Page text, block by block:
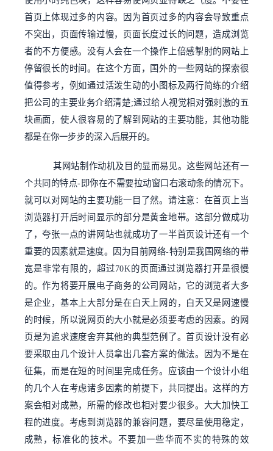
首页上体现过多的内容。因为首页过多的内容会导致重点
不突出，页面传输过慢，页面长度过长的问题，造成浏览
者的不方便感。没有人会在一个操作上倍感掣肘的网站上
停留很长的时间。在这个方面，国外的一些网站的探索很
值得参考，例如通过活泼生动的小图标及两行简练的介绍
把公司的主要业务介绍清楚;通过给人视觉相对强刺激的五
块画面，使人很容易的了解到网站的主要功能，其他功能
都是在你一步步的深入后展开的。
其网站制作动机及目的显而易见。这些网站还有一
个共同的特点-即你在不需要拉动窗口右滚动条的情况下。
就可以对网站的主要功能一目了然。请注意：在首页上当
浏览器打开后时间显示的部分是黄金地带。这部分做成功
了，夸张一点的讲网站也就成功了一半首页设计还有一个
重要的因素就是速度。因为目前网络-特别是我国网络的带
宽是非常有限的，超过70K的页面通过浏览器打开是很慢
的。作为将要开展电子商务的公司网站，它的浏览者大多
是企业，基本上大部分是在白天上网的，白天又是网速慢
的时候，所以说网页的大小就是必须要考虑的因素。的网
页是为追求速度舍弃其他的典型范例了。首页设计没有必
要采取由几个设计人员拿出几套方案的做法。因为不是在
征集，而是在短的时间里完成任务。应该由一个设计小组
的几个人在考虑诸多因素的前提下，共同提出。这样的方
案会相对成熟，所需的修改也相对要少很多。大大加快工
程的进度。考虑到浏览器的兼容问题，要尽量使用稳定，
成熟，标准化的技术。不要加一些华而不实的特殊的效